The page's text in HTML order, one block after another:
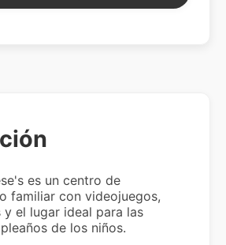
es un centro de
familiar con videojuegos,
y el lugar ideal para las
de los niños.